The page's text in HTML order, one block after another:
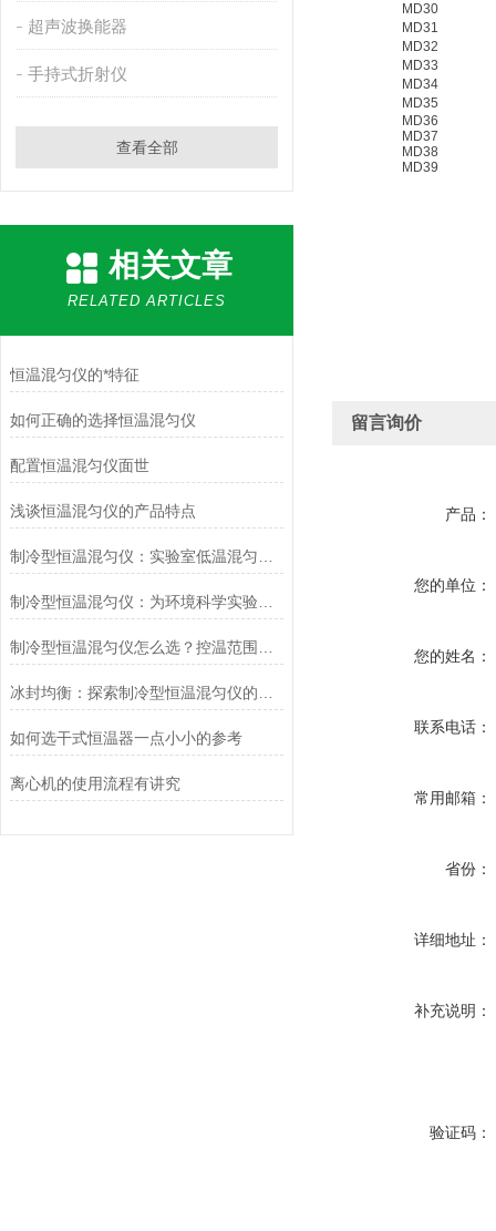
超声波换能器
手持式折射仪
查看全部
相关文章
RELATED ARTICLES
恒温混匀仪的*特征
如何正确的选择恒温混匀仪
配置恒温混匀仪面世
浅谈恒温混匀仪的产品特点
制冷型恒温混匀仪：为环境科学实验提供稳定可靠的混合与温度控制
如何选干式恒温器一点小小的参考
离心机的使用流程有讲究
MD30
MD31
MD32
MD33
MD34
MD35
MD36
MD37
MD38
MD39
留言询价
产品：
您的单位：
您的姓名：
联系电话：
常用邮箱：
省份：
详细地址：
补充说明：
验证码：